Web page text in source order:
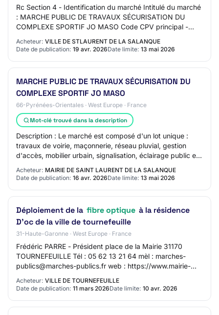
Rc Section 4 - Identification du marché Intitulé du marché
: MARCHE PUBLIC DE TRAVAUX SÉCURISATION DU
COMPLEXE SPORTIF JO MASO Code CPV principal -
Acheteur: VILLE DE STLAURENT DE LA SALANQUE
Date de publication: 19 avr. 2026Date limite: 13 mai 2026
MARCHE PUBLIC DE TRAVAUX SÉCURISATION DU
COMPLEXE SPORTIF JO MASO
66-Pyrénées-Orientales · West Europe · France
Mot-clé trouvé dans la description
Description : Le marché est composé d'un lot unique :
travaux de voirie, maçonnerie, réseau pluvial, gestion
d'accès, mobilier urbain, signalisation, éclairage public et
Acheteur: MAIRIE DE SAINT LAURENT DE LA SALANQUE
Date de publication: 16 avr. 2026Date limite: 13 mai 2026
Déploiement de la fibre optique à la résidence
D'oc de la ville de tournefeuille
31-Haute-Garonne · West Europe · France
Frédéric PARRE - Président place de la Mairie 31170
TOURNEFEUILLE Tél : 05 62 13 21 64 mèl : marches-
publics@marches-publics.fr web : https://www.mairie-
Acheteur: VILLE DE TOURNEFEUILLE
Date de publication: 11 mars 2026Date limite: 10 avr. 2026